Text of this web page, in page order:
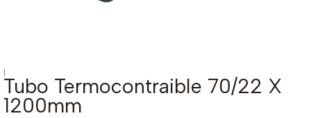
|
Tubo Termocontraible 70/22 X
1200mm